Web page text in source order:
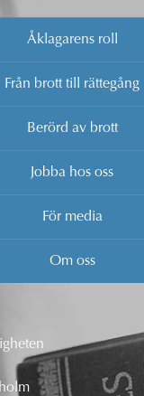
Åklagarens roll
Från brott till rättegång
Berörd av brott
Jobba hos oss
För media
Om oss